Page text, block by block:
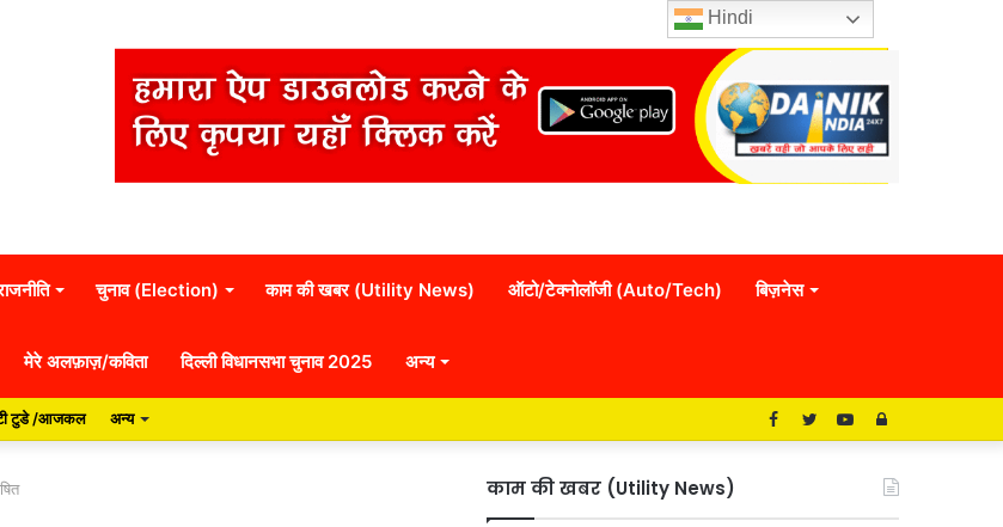
चुनाव (Election) काम की खबर (Utility News) ऑटो/टेक्नोलॉजी (Auto/Tech) बिज़नेस
मेरे अलफ़ाज़/कविता दिल्ली विधानसभा चुनाव 2025 अन्य
टुडे /आजकल अन्य Log
YouTube
Twitter
Facebook
काम की खबर (Utility News)
Hindi